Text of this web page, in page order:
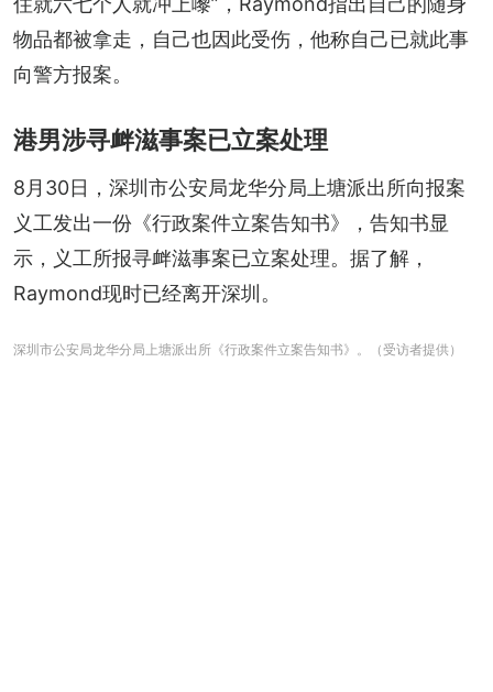
物品都被拿走，自己也因此受伤，他称自己已就此事
向警方报案。
港男涉寻衅滋事案已立案处理
8月30日，深圳市公安局龙华分局上塘派出所向报案
义工发出一份《行政案件立案告知书》，告知书显
示，义工所报寻衅滋事案已立案处理。据了解，
Raymond现时已经离开深圳。
深圳市公安局龙华分局上塘派出所《行政案件立案告知书》。（受访者提供）